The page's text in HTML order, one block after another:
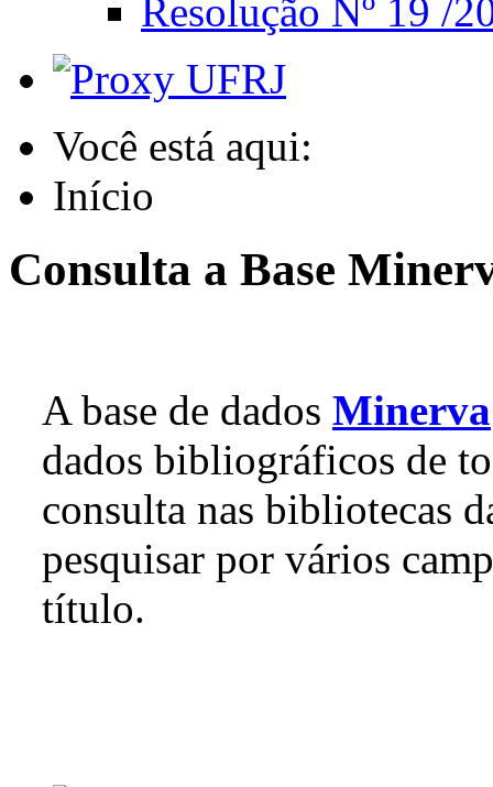
Resolução Nº 19 /
Você está aqui:
Início
Consulta a Base
A base de dados Minerva
dados bibliográficos de
consulta nas bibliotecas
pesquisar por vários
título.